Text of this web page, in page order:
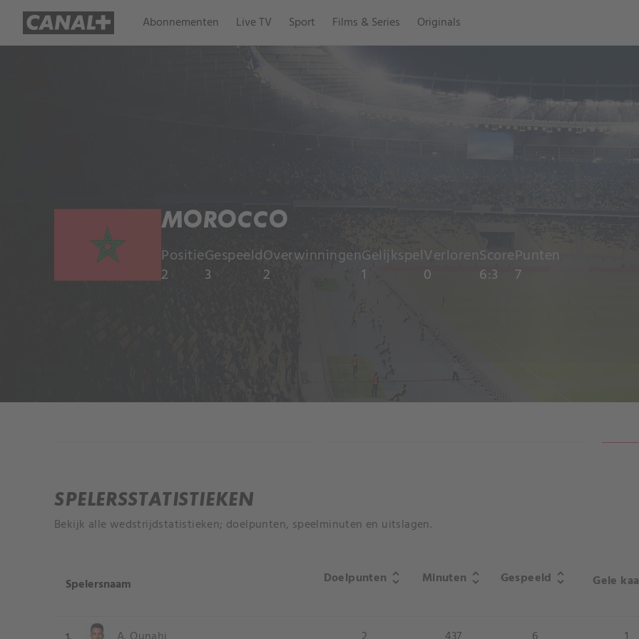
Abonnementen Live TV Sport Films & Series Originals
MOROCCO
Positie
2
Gespeeld
3
Overwinningen
2
Gelijkspel
1
Verloren
0
Score
6:3
Punten
7
SPELERSSTATISTIEKEN
Bekijk alle wedstrijdstatistieken; doelpunten, speelminuten en uitslagen.
Spelersnaam Doelpunten unfold_more Minuten unfold_more Gespeeld unfold_more Gele